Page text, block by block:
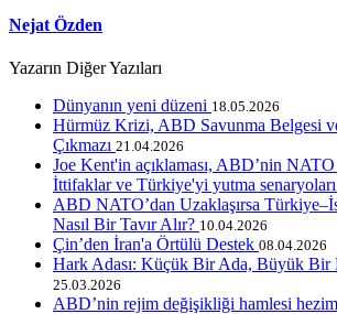
Nejat Özden
Yazarın Diğer Yazıları
Dünyanın yeni düzeni 18.05.2026
Hürmüz Krizi, ABD Savunma Belgesi
Çıkmazı 21.04.2026
Joe Kent'in açıklaması, ABD’nin
İttifaklar ve Türkiye'yi yutma senaryoları
ABD NATO’dan Uzaklaşırsa
Nasıl Bir Tavır Alır? 10.04.2026
Çin’den İran'a Örtülü Destek 08.04.2026
Hark Adası: Küçük Bir Ada, Büyük Bir
25.03.2026
ABD’nin rejim değişikliği hamlesi